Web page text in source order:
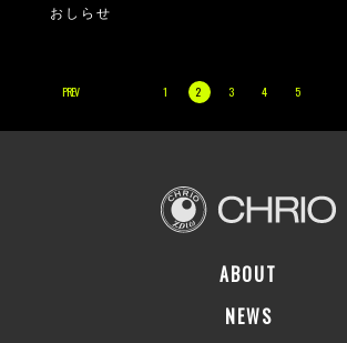
おしらせ
PREV 1 2 3 4 5
ABOUT
NEWS